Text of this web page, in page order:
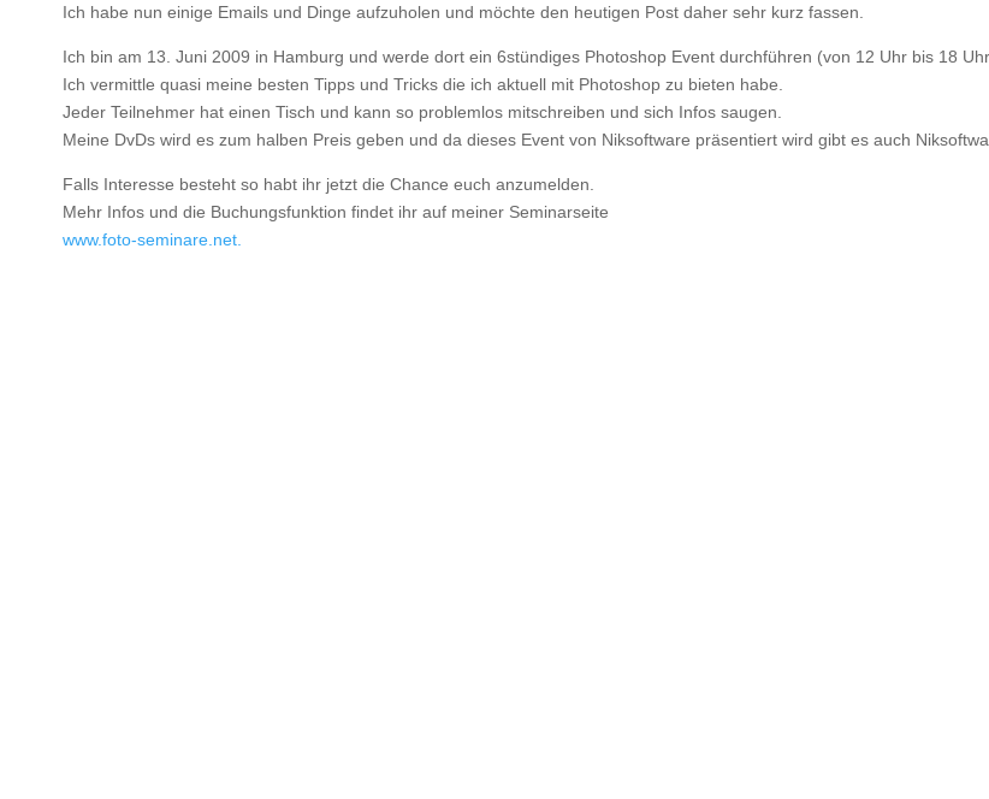
Ich habe nun einige Emails und Dinge aufzuholen und möchte den heutigen Post daher sehr kurz fassen.
Ich bin am 13. Juni 2009 in Hamburg und werde dort ein 6stündiges Photoshop Event durchführen (von 12 Uhr bis 18
Ich vermittle quasi meine besten Tipps und Tricks die ich aktuell mit Photoshop zu bieten habe.
Jeder Teilnehmer hat einen Tisch und kann so problemlos mitschreiben und sich Infos saugen.
Meine DvDs wird es zum halben Preis geben und da dieses Event von Niksoftware präsentiert wird gibt es auch
Falls Interesse besteht so habt ihr jetzt die Chance euch anzumelden.
Mehr Infos und die Buchungsfunktion findet ihr auf meiner Seminarseite
www.foto-seminare.net.